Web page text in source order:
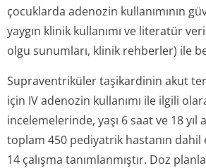
çocuklarda adenozin kullanımının
yaygın klinik kullanımı ve literatür
olgu sunumları, klinik rehberler) ile
Supraventriküler taşikardinin akut
için IV adenozin kullanımı ile ilgili
incelemelerinde, yaşı 6 saat ve 18 yıl
toplam 450 pediyatrik hastanın
14 çalışma tanımlanmıştır. Doz